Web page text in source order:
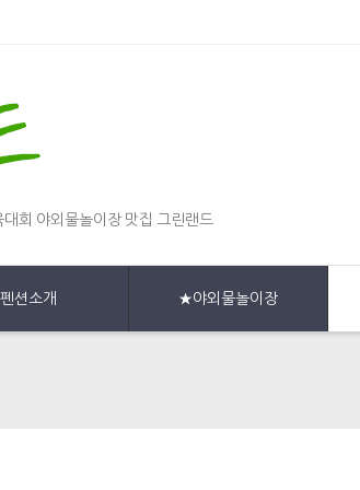
회 야외물놀이장 맛집 그린랜드
펜션소개 ★야외물놀이장